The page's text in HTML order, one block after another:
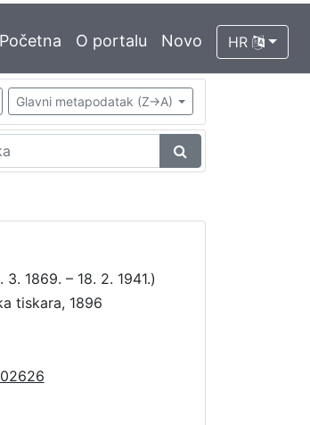
Početna O portalu Novo HR
Glavni metapodatak (Z->A)
3. 1869. – 18. 2. 1941.)
tiskara, 1896